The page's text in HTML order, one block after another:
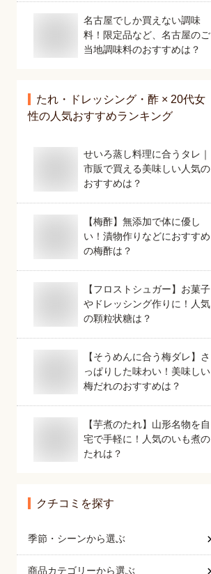
名古屋でしか買えない調味
料！限定品など、名古屋のご
当地調味料のおすすめは？
たれ・ドレッシング・酢 × 20代女
性の人気おすすめランキング
せいろ蒸し料理に合うタレ｜
市販で買える美味しい人気の
おすすめは？
【梅酢】無添加で体に優し
い！漬物作りなどにおすすめ
の梅酢は？
【フロストシュガー】お菓子
やドレッシング作りに！人気
の顆粒状糖は？
【そうめんに合う梅ダレ】さ
っぱりした味わい！美味しい
梅だれのおすすめは？
【芋煮のたれ】山形名物を自
宅で手軽に！人気のいも煮の
たれは？
クチコミを探す
季節・シーンから選ぶ
商品カテゴリーから選ぶ